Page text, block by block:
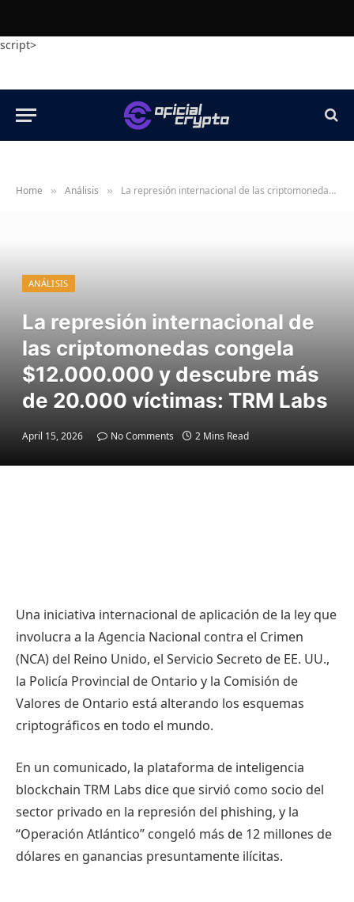
script>
Home » Análisis » La represión internacional de las criptomonedas congela $12.000.000 y descubre más de 20.000 víctimas: TRM Labs
ANÁLISIS
La represión internacional de
las criptomonedas congela
$12.000.000 y descubre más
de 20.000 víctimas: TRM Labs
April 15, 2026 No Comments 2 Mins Read
Una iniciativa internacional de aplicación de la ley que
involucra a la Agencia Nacional contra el Crimen
(NCA) del Reino Unido, el Servicio Secreto de EE. UU.,
la Policía Provincial de Ontario y la Comisión de
Valores de Ontario está alterando los esquemas
criptográficos en todo el mundo.
En un comunicado, la plataforma de inteligencia
blockchain TRM Labs dice que sirvió como socio del
sector privado en la represión del phishing, y la
“Operación Atlántico” congeló más de 12 millones de
dólares en ganancias presuntamente ilícitas.